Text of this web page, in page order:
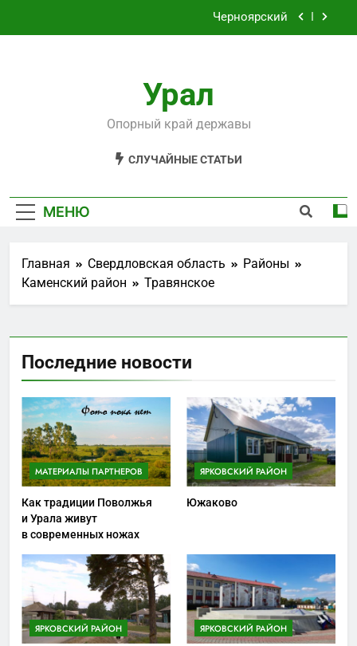
Филькино
Черноярский
Филькино
Урал
Опорный край державы
СЛУЧАЙНЫЕ СТАТЬИ
МЕНЮ
Главная Свердловская область
Районы
Каменский район
Травянское
Последние новости
МАТЕРИАЛЫ ПАРТНЕРОВ
Как традиции Поволжья
и Урала живут
в современных ножах
ЯРКОВСКИЙ РАЙОН
Южаково
ЯРКОВСКИЙ РАЙОН ЯРКОВСКИЙ РАЙОН